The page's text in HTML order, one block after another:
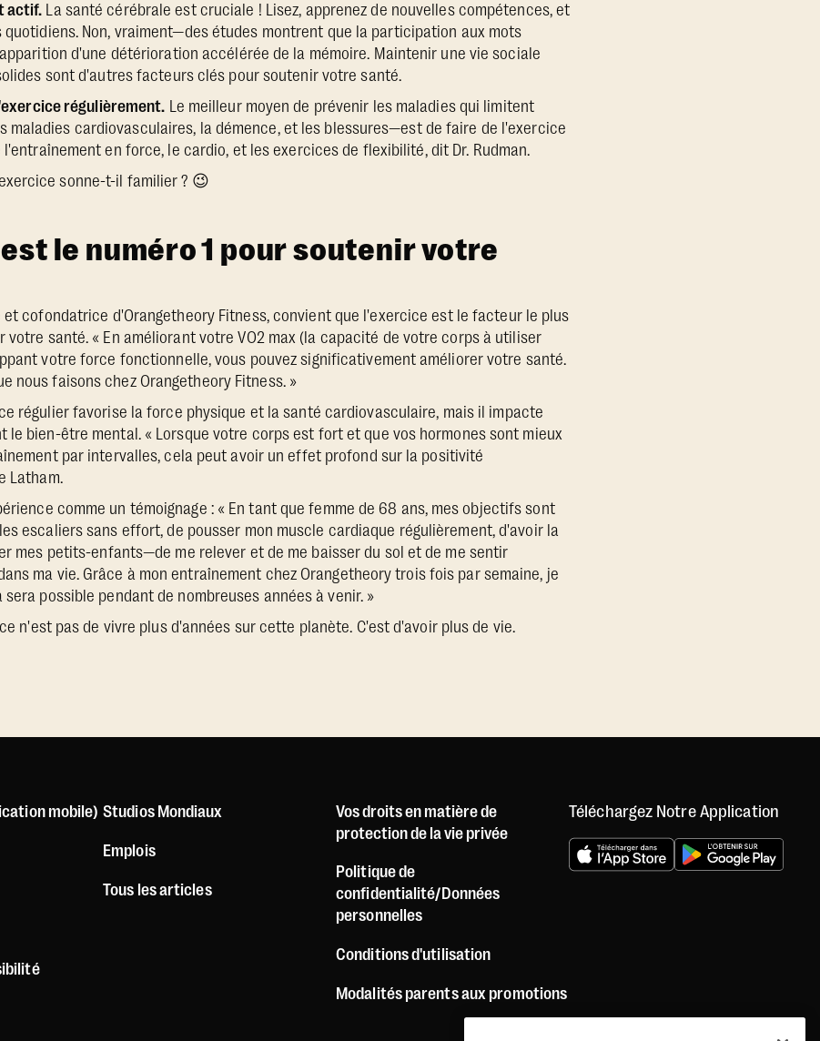
actif. La santé cérébrale est cruciale ! Lisez, apprenez de nouvelles compétences, et
Non, vraiment—des études montrent que la participation aux mots
d'une détérioration accélérée de la mémoire. Maintenir une vie sociale
sont d'autres facteurs clés pour soutenir votre santé.
régulièrement. Le meilleur moyen de prévenir les maladies qui limitent
maladies cardiovasculaires, la démence, et les blessures—est de faire de l'exercice
en force, le cardio, et les exercices de flexibilité, dit Dr. Rudman.
sonne-t-il familier ? 😉
le numéro 1 pour soutenir votre
cofondatrice d'Orangetheory Fitness, convient que l'exercice est le facteur le plus
votre santé. « En améliorant votre VO2 max (la capacité de votre corps à utiliser
votre force fonctionnelle, vous pouvez significativement améliorer votre santé.
nous faisons chez Orangetheory Fitness. »
régulier favorise la force physique et la santé cardiovasculaire, mais il impacte
le bien-être mental. « Lorsque votre corps est fort et que vos hormones sont mieux
par intervalles, cela peut avoir un effet profond sur la positivité
Latham.
comme un témoignage : « En tant que femme de 68 ans, mes objectifs sont
escaliers sans effort, de pousser mon muscle cardiaque régulièrement, d'avoir la
mes petits-enfants—de me relever et de me baisser du sol et de me sentir
ma vie. Grâce à mon entraînement chez Orangetheory trois fois par semaine, je
possible pendant de nombreuses années à venir. »
n'est pas de vivre plus d'années sur cette planète. C'est d'avoir plus de vie.
mobile) Studios Mondiaux
Emplois
Tous les articles
Vos droits en matière de
protection de la vie privée
Politique de
confidentialité/Données
personnelles
Conditions d'utilisation
Modalités parents aux promotions
Téléchargez Notre Application